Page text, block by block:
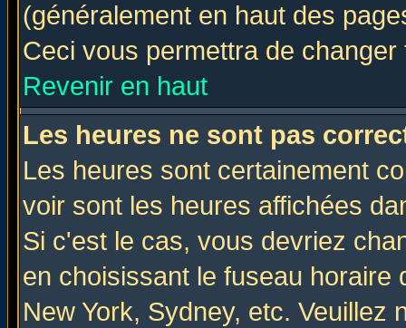
(généralement en haut des
Ceci vous permettra de
Revenir en haut
Les heures ne sont pas
Les heures sont certainement
voir sont les heures affichées
Si c'est le cas, vous devriez
en choisissant le fuseau
New York, Sydney, etc. Veuillez